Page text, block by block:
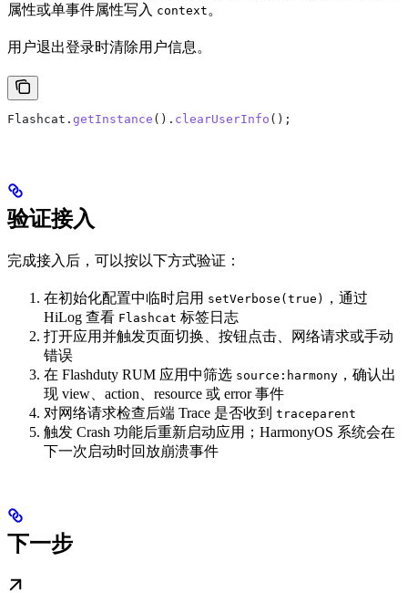
属性或单事件属性写入 context 。
用户退出登录时清除用户信息。
Flashcat . getInstance (). clearUserInfo ();
验证接入
完成接入后，可以按以下方式验证：
在初始化配置中临时启用 setVerbose(true)
，通过
HiLog 查看 Flashcat 标签日志
打开应用并触发页面切换、按钮点击、网络请求或手动
错误
在 Flashduty RUM 应用中筛选 source:harmony ，确认出
现 view、action、resource 或 error 事件
对网络请求检查后端 Trace 是否收到 traceparent
触发 Crash 功能后重新启动应用；HarmonyOS 系统会在
下一次启动时回放崩溃事件
下一步